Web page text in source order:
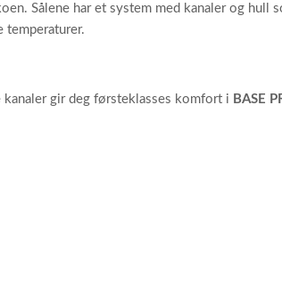
Sålene har et system med kanaler og
temperaturer.
kanaler gir deg førsteklasses komfort i BASE